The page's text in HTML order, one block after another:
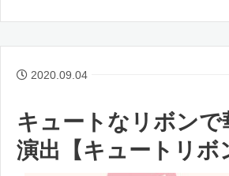
2020.09.04
キュートなリボンで
演出【キュートリボ